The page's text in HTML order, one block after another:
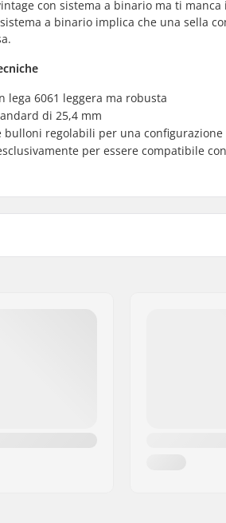
con sistema a binario ma ti
a binario implica che una sella
lega 6061 leggera ma robusta
di 25,4 mm
bulloni regolabili per una
per essere compatibile